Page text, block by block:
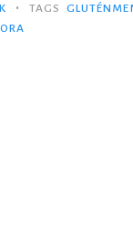
• TAGS